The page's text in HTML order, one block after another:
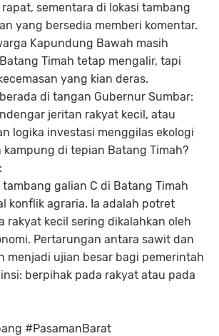
sementara di lokasi tambang
yang bersedia memberi komentar.
Kapundung Bawah masih
Timah tetap mengalir, tapi
yang kian deras.
di tangan Gubernur Sumbar:
jeritan rakyat kecil, atau
logika investasi menggilas ekologi
kampung di tepian Batang Timah?
tambang galian C di Batang Timah
konflik agraria. Ia adalah potret
rakyat kecil sering dikalahkan oleh
Pertarungan antara sawit dan
menjadi ujian besar bagi pemerintah
berpihak pada rakyat atau pada
#PasamanBarat